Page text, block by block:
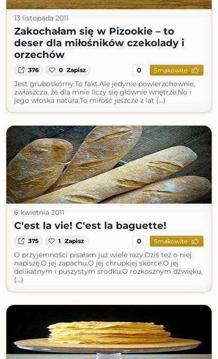
13 listopada 2011
Zakochałam się w Pizookie – to
deser dla miłośników czekolady i
orzechów
376 0 Zapisz 0 Smakowite
Jest gruboskórny.To fakt.Ale jedynie powierzchownie,
zwłaszcza, że dla mnie liczy się głównie wnętrze.No i
jego włoska natura.To miłość jeszcze z lat (...)
6 kwietnia 2011
C'est la vie! C'est la baguette!
375 1 Zapisz 0 Smakowite
O przyjemności pisałam już wiele razy.Dziś też o niej
napiszę.O jej zapachu.O jej chrupkiej skórce.O jej
delikatnym i puszystym środku.O rozkosznym dźwięku,
(...)